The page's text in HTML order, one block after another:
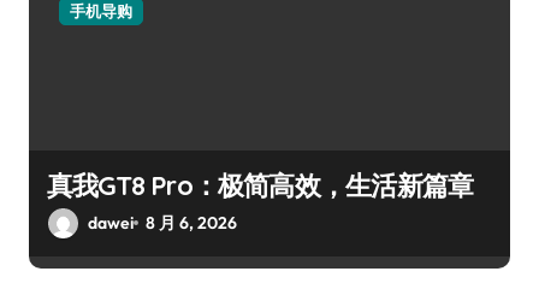
手机导购
真我GT8 Pro：极简高效，生活新篇章
dawei 8 月 6, 2026